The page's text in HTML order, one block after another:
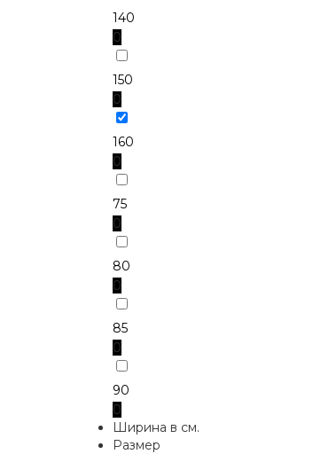
140
0
150
0
160
0
75
0
80
0
85
0
90
0
Ширина в см.
Размер